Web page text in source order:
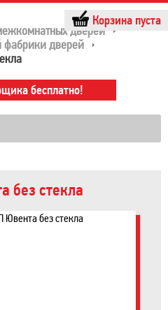
Корзина пуста
дверей
фабрики дверей
стекла